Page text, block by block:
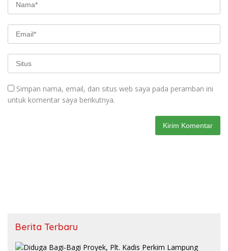
Simpan nama, email, dan situs web saya pada peramban ini
untuk komentar saya berikutnya.
Berita Terbaru